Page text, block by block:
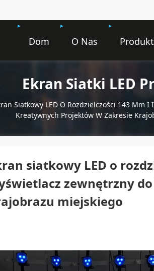
Dom O Nas
Ekran Siatki LED
Siatkowy LED O Rozdzielczości 143 Mm
Kreatywnych Projektów W Zakresie
siatkowy LED o
zewnętrzny
miejskiego